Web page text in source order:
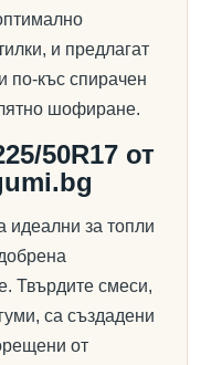
и предлагат
по-къс спирачен
шофиране.
50R17 от
идеални за топли
Твърдите смеси,
са създадени
от